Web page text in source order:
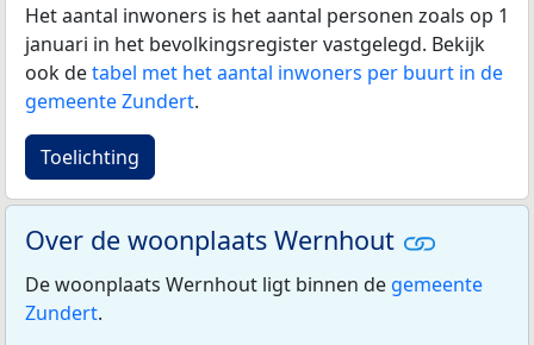
Het aantal inwoners is het aantal personen zoals op 1
januari in het bevolkingsregister vastgelegd. Bekijk
ook detabel met het aantal inwoners per buurt in de
gemeente Zundert.
Toelichting
Over de woonplaats Wernhout
De woonplaats Wernhout ligt binnen de gemeente
Zundert.